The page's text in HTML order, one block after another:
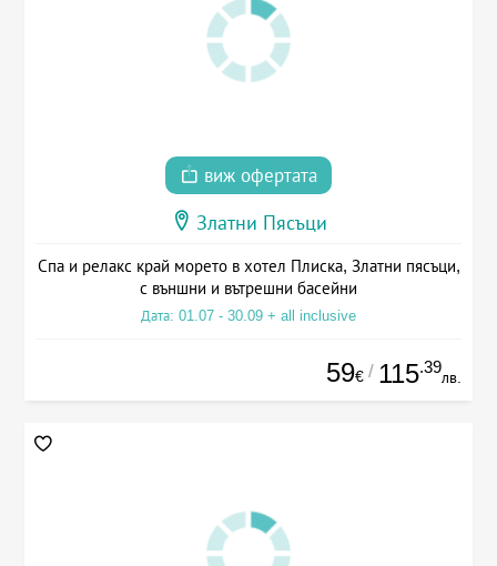
виж офертата
Златни Пясъци
Спа и релакс край морето в хотел Плиска, Златни пясъци,
с външни и вътрешни басейни
Дата: 01.07 - 30.09 + all inclusive
59€ / 115.39
лв.